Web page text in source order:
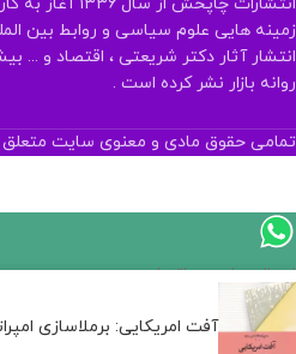
زمینه هایی علوم سیاسی و روابط بین
روانه بازار نشر کرده است .
تمامی حقوق مادی و معنوی سایت متعلق
آفت امریکایی: برملاسازی
اگر
موجود
نیست,